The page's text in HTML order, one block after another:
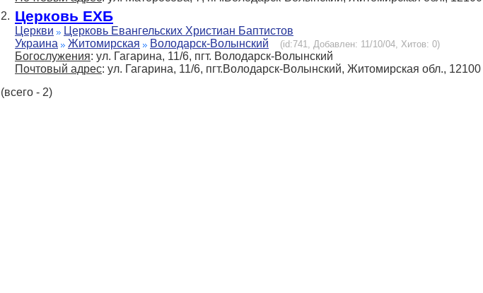
2. Церковь ЕХБ
Церкви
Церковь Евангельских Христиан Баптистов
Украина
Житомирская Володарск-Волынский (id:741, Добавлен: 11/10/04, Хитов: 0)
Богослужения: ул. Гагарина, 11/6, пгт. Володарск-Волынский
Почтовый адрес: ул. Гагарина, 11/6, пгт.Володарск-Волынский, Житомирская обл., 12100
(всего - 2)